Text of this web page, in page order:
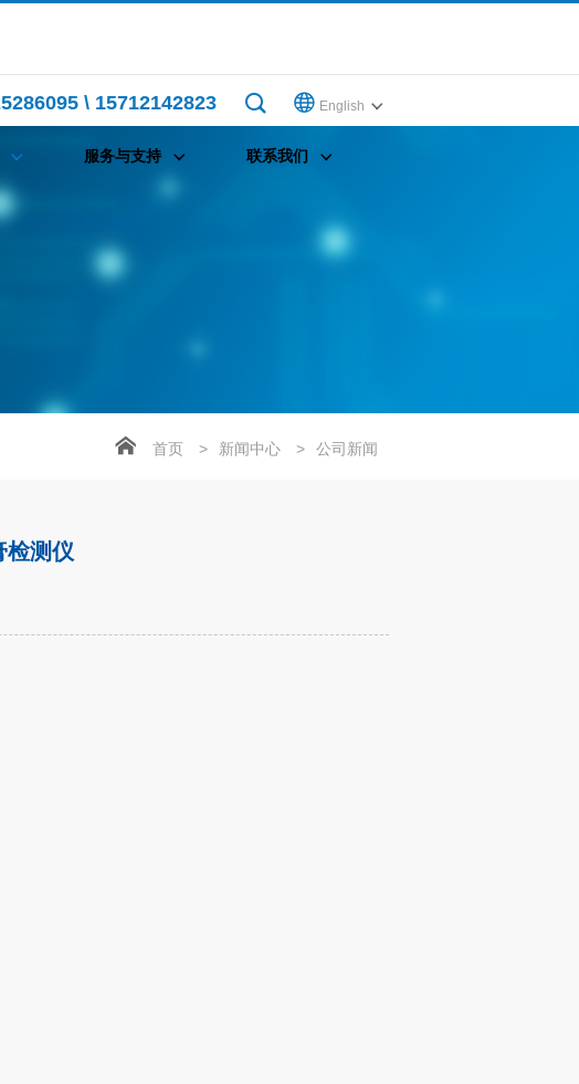
English
\ 15712142823
服务与支持 联系我们
首页 > 新闻中心 > 公司新闻
检测仪